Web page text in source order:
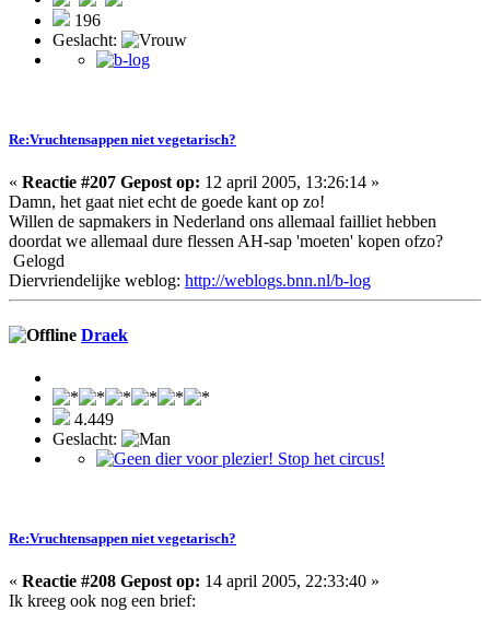
196
Geslacht:
Re:Vruchtensappen niet vegetarisch?
« Reactie #207 Gepost op: 12 april 2005, 13:26:14 »
Damn, het gaat niet echt de goede kant op zo!
Willen de sapmakers in Nederland ons allemaal failliet hebben
doordat we allemaal dure flessen AH-sap 'moeten' kopen ofzo?
Gelogd
Diervriendelijke weblog: http://weblogs.bnn.nl/b-log
Draek
4.449
Geslacht:
Re:Vruchtensappen niet vegetarisch?
« Reactie #208 Gepost op: 14 april 2005, 22:33:40 »
Ik kreeg ook nog een brief: